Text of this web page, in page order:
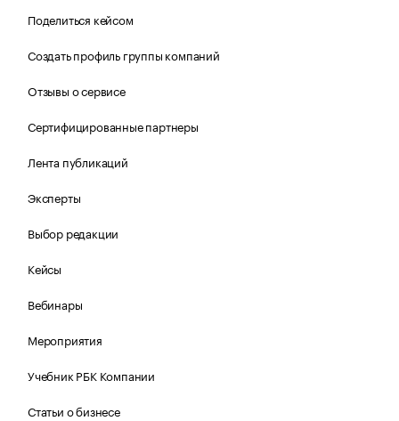
Поделиться кейсом
Создать профиль группы компаний
Отзывы о сервисе
Сертифицированные партнеры
Лента публикаций
Эксперты
Выбор редакции
Кейсы
Вебинары
Мероприятия
Учебник РБК Компании
Статьи о бизнесе